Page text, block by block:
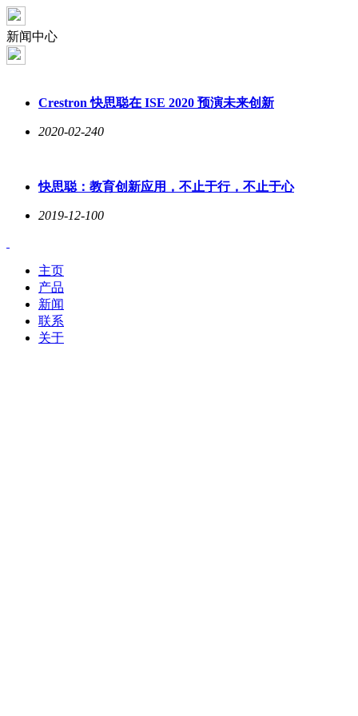
新闻中心
Crestron 快思聪在 ISE 2020 预演未来创新
2020-02-240
快思聪：教育创新应用，不止于行，不止于心
2019-12-100
主页
产品
新闻
联系
关于